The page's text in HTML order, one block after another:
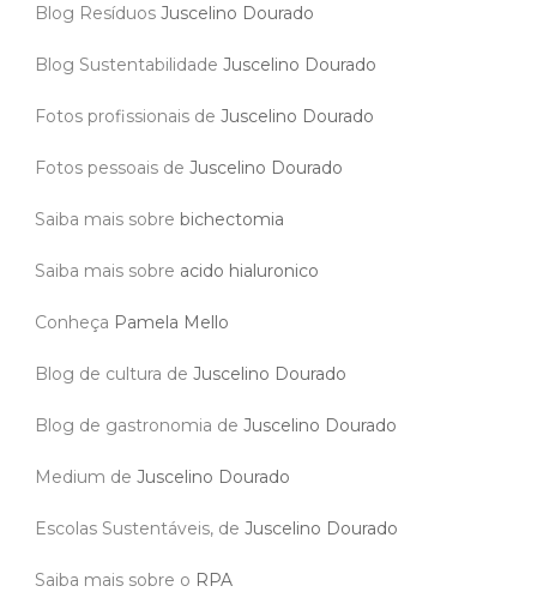
Blog Resíduos Juscelino Dourado
Blog Sustentabilidade Juscelino Dourado
Fotos profissionais de Juscelino Dourado
Fotos pessoais de Juscelino Dourado
Saiba mais sobre bichectomia
Saiba mais sobre acido hialuronico
Conheça Pamela Mello
Blog de cultura de Juscelino Dourado
Blog de gastronomia de Juscelino Dourado
Medium de Juscelino Dourado
Escolas Sustentáveis, de Juscelino Dourado
Saiba mais sobre o RPA